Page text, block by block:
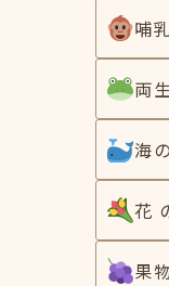
哺
両
海
花
果